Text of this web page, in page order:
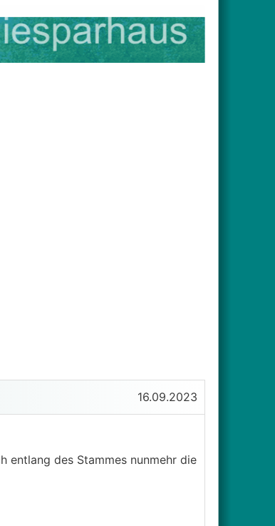
16.09.2023
entlang des Stammes nunmehr die